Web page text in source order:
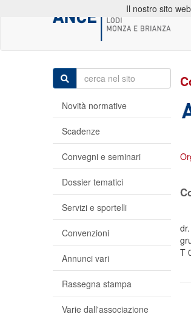
T
Novità normative
Scadenze
Convegni e seminari
Dossier tematici
Servizi e sportelli
Convenzioni
Annunci vari
Rassegna stampa
Varie dall'associazione
Il nostro sito